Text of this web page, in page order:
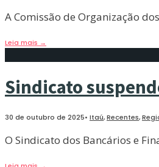
A Comissão de Organização
Leia mais →
Sindicato
30 de outubro de 2025• Itaú,Recentes,
O Sindicato dos Bancários e